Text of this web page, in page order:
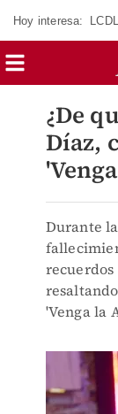
Hoy interesa:
¿De
Díaz,
Durante
'Venga la